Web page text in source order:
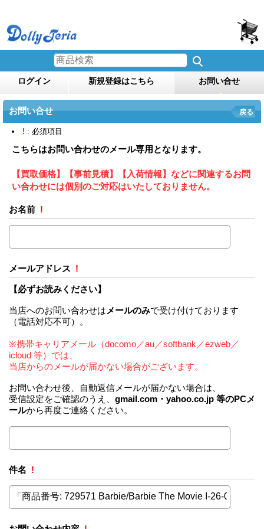
ログイン 新規登録はこちら お問い合せ
お問い合せ 戻る
! : 必須項目
こちらはお問い合わせのメール専用となります。
【買取価格】【事前見積】【入荷情報】などに関連するお問
い合わせには個別のご対応はいたしておりません。
お名前 !
メールアドレス !
【必ずお読みください】
当店へのお問い合わせは メールのみで受け付けております
（電話対応不可）。
※携帯キャリアメール（docomo／au／softbank／ezweb／
icloud 等）では、
当店からのメールが届かない場合がございます。
お問い合わせ後、自動返信メールが届かない場合は、
受信設定をご確認のうえ、 gmail.com・yahoo.co.jp 等のPCメ
ールから再度ご連絡ください。
件名 !